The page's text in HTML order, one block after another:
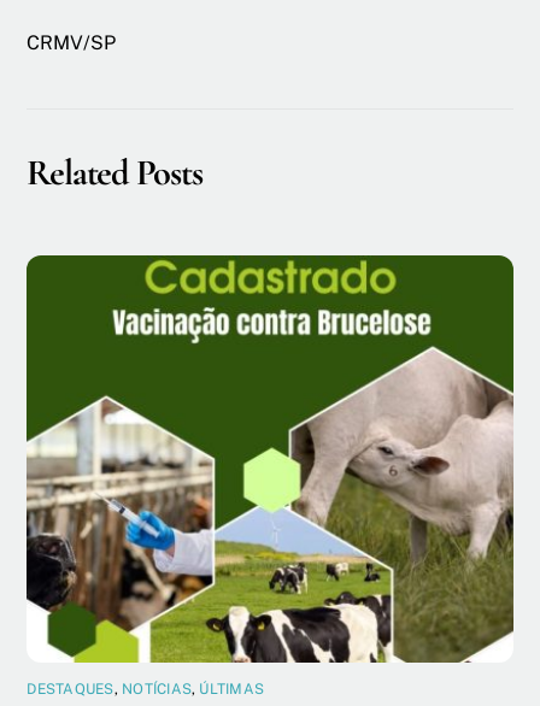
CRMV/SP
Related Posts
DESTAQUES, NOTÍCIAS, ÚLTIMAS